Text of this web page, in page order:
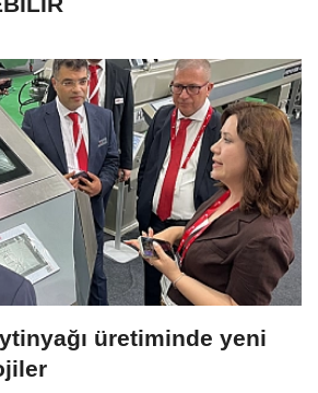
üretiminde yeni